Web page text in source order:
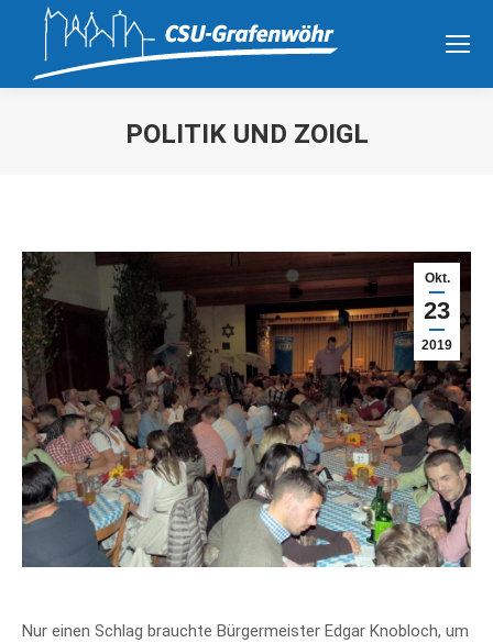
POLITIK UND ZOIGL
Okt.
23
2019
Nur einen Schlag brauchte Bürgermeister Edgar Knobloch, um